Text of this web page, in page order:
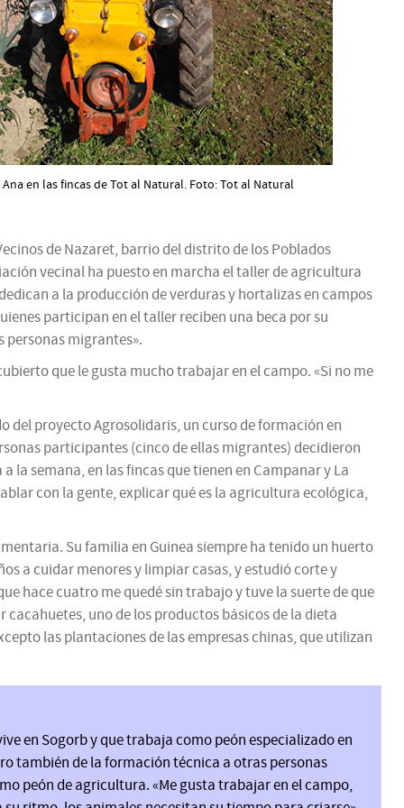
Ana en las fincas de Tot al Natural. Foto: Tot al Natural
de Nazaret, barrio del distrito de los Poblados
vecinal ha puesto en marcha el taller de agricultura
a la producción de verduras y hortalizas en campos
participan en el taller reciben una beca por su
personas migrantes».
que le gusta mucho trabajar en el campo. «Si no me
del proyecto Agrosolidaris, un curso de formación en
participantes (cinco de ellas migrantes) decidieron
semana, en las fincas que tienen en Campanar y La
con la gente, explicar qué es la agricultura ecológica,
Su familia en Guinea siempre ha tenido un huerto
a cuidar menores y limpiar casas, y estudió corte y
hace cuatro me quedé sin trabajo y tuve la suerte de que
uno de los productos básicos de la dieta
las plantaciones de las empresas chinas, que utilizan
en Sogorb y que trabaja como peón especializado en
también de la formación técnica a otras personas
peón de agricultura. «Me gusta trabajar en el campo,